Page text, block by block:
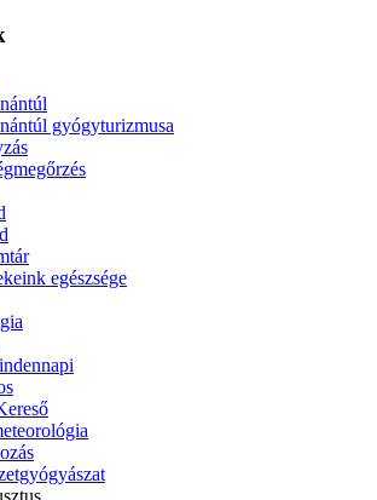
gyógyturizmusa
egészsége